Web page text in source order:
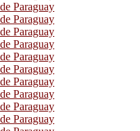
Paraguay
Paraguay
Paraguay
Paraguay
Paraguay
Paraguay
Paraguay
Paraguay
Paraguay
Paraguay